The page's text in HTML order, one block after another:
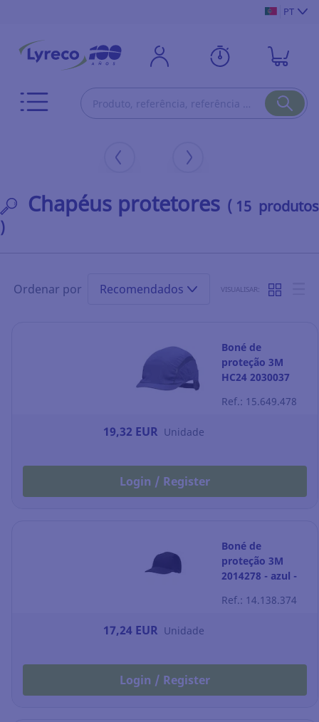
PT
Chapéus protetores ( 15 produtos
)
Ordenar por Recomendados VISUALISAR:
Boné de
proteção 3M
HC24 2030037
Ref.: 15.649.478
19,32 EUR Unidade
Login / Register
Boné de
proteção 3M
2014278 - azul -
Ref.: 14.138.374
17,24 EUR Unidade
Login / Register